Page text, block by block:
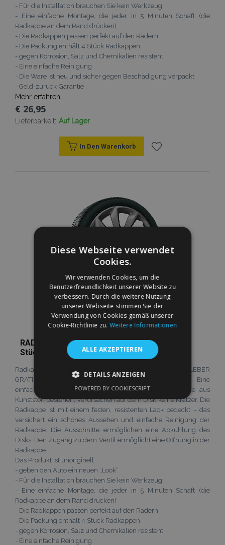
- Für die Installation brauchen Sie kein Werkzeug
- Eine einfache Montage, die jeder in 5 Minuten Schaft (die
Radkappe an dem Rand drücken)
- Die Radkappen passen perfekt auf den Rädern
- Die Packung enthält 4 Stück Radkappen
- gegen Korrosion, Salz und Chemikalien resistent
- Eine einfache Reinigung
- Die Ware ist neu und sicher gegen Beschädigung verpackt
- Geld-zurück-Garantie
Mehr erfahren
€ 26,95
Lieferbarkeit: Auf Lager
In Den Warenkorb
RADKAPPEN FÜR SEAT 14", QUAD GRAPHIT 4
Stück
Radkappen, bzw. Radzierblenden, Preis für 4 stück, AUFKLEBER
GRATIS! aus einem hochwertigen Kunststoff produziert. Eine
einfache Montage ohne Werkzeug. Die Fallklappen, die aus
Kunststoff bestehen, verursachen auf dem Disk keine Kratzer. Die
Radkappe ist mit einem festen, resistenten Lack bedeckt – das
versichert ein schönes Aussehen und einfache Reinigung der
Radkappe. Die Ausschnitte ermöglichen eine Abkühlung des
Disks. Den Zugang zu dem Ventil ermöglicht eine Öffnung in der
Radkappe.
Das Produkt ist unoriginell.
- geben den Auto ein neuen „Look“
- Für die Installation brauchen Sie kein Werkzeug
- Eine einfache Montage, die jeder in 5 Minuten Schaft (die
Radkappe an dem Rand drücken)
- Die Radkappen passen perfekt auf den Rädern
- Die Packung enthält 4 Stück Radkappen
- gegen Korrosion, Salz und Chemikalien resistent
- Eine einfache Reinigung
Diese Webseite verwendet
Cookies.
Wir verwenden Cookies, um die
Benutzerfreundlichkeit unserer Website zu
verbessern. Durch die weitere Nutzung
unserer Webseite stimmen Sie der
Verwendung von Cookies gemäß unserer
Cookie-Richtlinie zu.Weitere Informationen
ALLE AKZEPTIEREN
DETAILS ANZEIGEN
PERFORMANCE TARGETING
FUNKTIONALITÄT
Unbedingt erforderlich
Performance
Targeting
Funktionalität
Unbedingt erforderliche Cookies ermöglichen
wesentliche Kernfunktionen der Website wie
die Benutzeranmeldung und die
Kontoverwaltung. Ohne die unbedingt
POWERED BY COOKIESCRIPT